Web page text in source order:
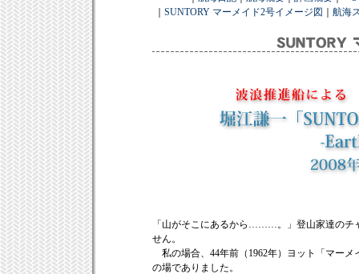
SUNTORY マーメイド2号イメージ図 航海
「山がそこにあるから………。」登山家達のチ
せん。
私の場合、44年前（1962年）ヨット「マー
の場でありました。